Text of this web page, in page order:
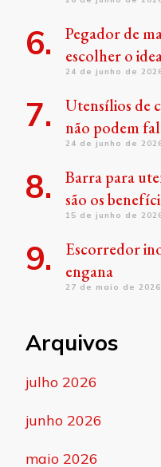
Pegador de
escolher o
24 de junho de
Utensílios de
não podem
24 de junho de
Barra para
são os
15 de junho de
Escorredor
engana
27 de maio de 2026
Arquivos
julho 2026
junho 2026
maio 2026